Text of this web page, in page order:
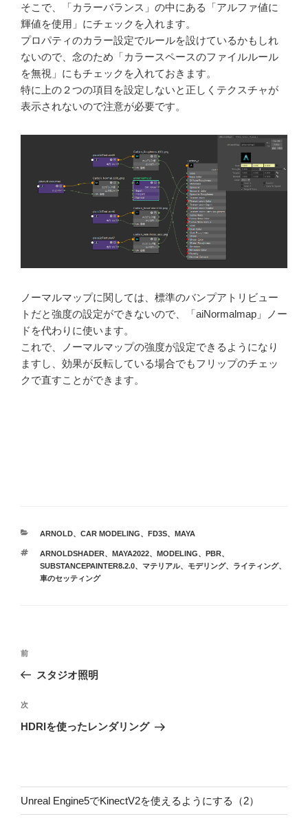
そこで、「カラーバランス」の中にある「アルファ値に
輝値を使用」にチェックを入れます。
プロパティのカラー設定でルールを設けているかもしれ
ないので、念のため「カラースペースのファイルルール
を無視」にもチェックを入れておきます。
特に上の２つの項目を設定しないと正しくテクスチャが
表示されないので注意が必要です。
ノーマルマップに関しては、標準のバンプアトリビュー
トだと強度の設定ができないので、「aiNormalmap」ノー
ドを代わりに使います。
これで、ノーマルマップの強度が設定できるようになり
ますし、効果が反転している場合でもフリップのチェッ
クで直すことができます。
カ
ゴ
リ
ー
ARNOLD、 CAR MODELING、 FD3S、 MAYA
タ
グ
ARNOLDSHADER、 MAYA2022、 MODELING、 PBR、
SUBSTANCEPAINTER8.2.0、 マテリアル、 モデリング、 ライティング、
車のセッティング
投
ビ
ゲ
ン
前
の
稿
前
スタジオ照明
次
の
次
HDRIを使ったレンダリング
Unreal Engine5でKinectV2を使えるようにする（2）